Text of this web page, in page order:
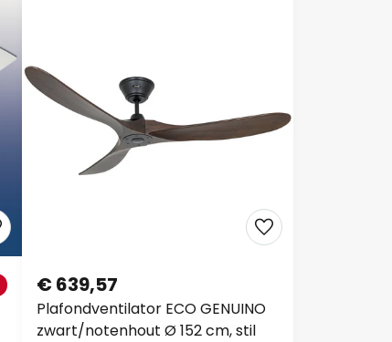
Plafondventilator ECO GENUINO
zwart/notenhout Ø 152 cm, stil
€ 639,57